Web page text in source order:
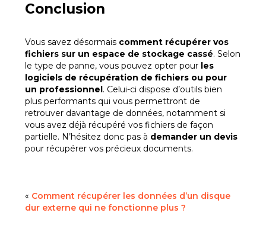
Conclusion
Vous savez désormais comment récupérer vos
fichiers sur un espace de stockage cassé. Selon
le type de panne, vous pouvez opter pour les
logiciels de récupération de fichiers ou pour
un professionnel. Celui-ci dispose d’outils bien
plus performants qui vous permettront de
retrouver davantage de données, notamment si
vous avez déjà récupéré vos fichiers de façon
partielle. N’hésitez donc pas à demander un devis
pour récupérer vos précieux documents.
« Comment récupérer les données d’un disque
dur externe qui ne fonctionne plus ?